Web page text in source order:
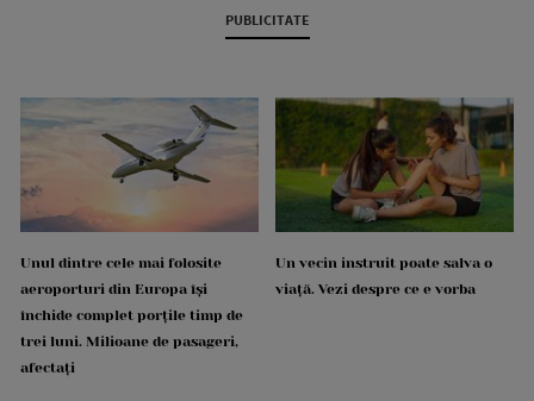
PUBLICITATE
Unul dintre cele mai folosite
aeroporturi din Europa își
închide complet porțile timp de
trei luni. Milioane de pasageri,
afectați
Un vecin instruit poate salva o
viață. Vezi despre ce e vorba